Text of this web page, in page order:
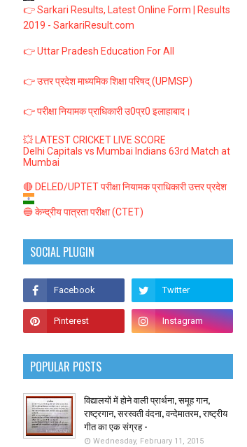
👉 Sarkari Results, Latest Online Form | Results
2019 - SarkariResult.com
👉 Uttar Pradesh Education For All
👉 उत्तर प्रदेश माध्यमिक शिक्षा परिषद् (UPMSP)
👉 परीक्षा नियामक प्राधिकारी उ0प्र0 इलाहाबाद।
💥 LATEST CRICKET LIVE SCORE
Delhi Capitals vs Mumbai Indians 63rd Match at
Mumbai
🔴 DELED/UPTET परीक्षा नियामक प्राधिकारी उत्तर प्रदेश
🔵 केन्द्रीय पात्रता परीक्षा (CTET)
SOCIAL PLUGIN
POPULAR POSTS
विद्यालयों में होने वाली प्रार्थना, समूह गान,
राष्ट्रगान, सरस्वती वंदना, वन्देमातरम, राष्ट्रीय
गीत का एक संग्रह -
Wednesday, February 11, 2015